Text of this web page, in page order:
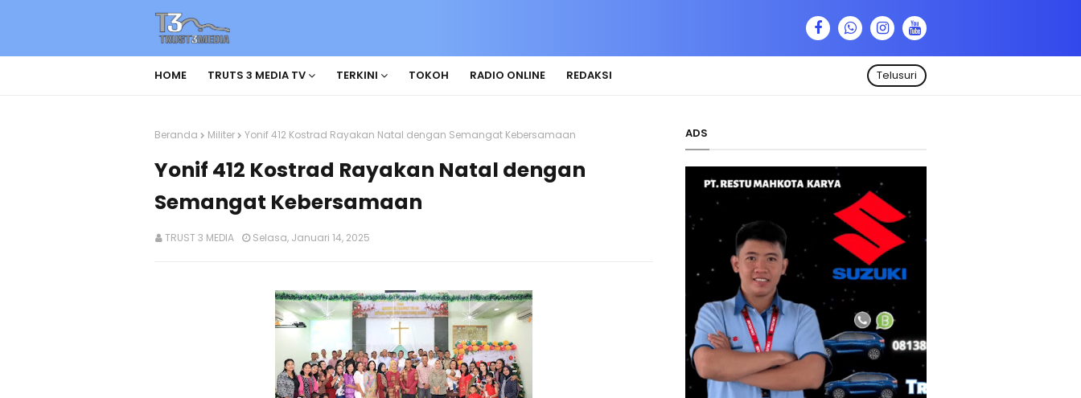
HOME TRUTS 3 MEDIA TV TERKINI TOKOH RADIO ONLINE REDAKSI Telusuri
Beranda Militer Yonif 412 Kostrad Rayakan Natal dengan Semangat Kebersamaan
Yonif 412 Kostrad Rayakan Natal dengan
Semangat Kebersamaan
TRUST 3 MEDIA Selasa, Januari 14, 2025
ADS